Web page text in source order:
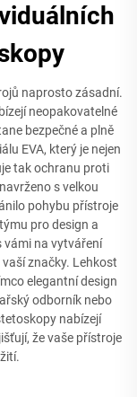
naprosto zásadní.
neopakovatelné
bezpečné a plně
EVA, který je nejen
tak ochranu proti
s velkou
pohybu přístroje
pro design a
vámi na vytváření
značky. Lehkost
elegantní design
odborník nebo
nabízejí
že vaše přístroje